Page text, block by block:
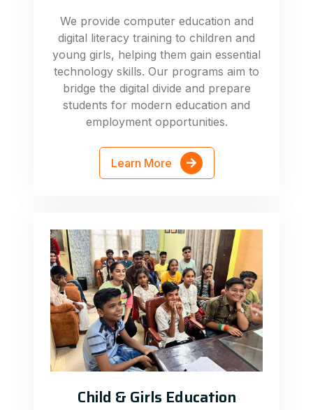
We provide computer education and
digital literacy training to children and
young girls, helping them gain essential
technology skills. Our programs aim to
bridge the digital divide and prepare
students for modern education and
employment opportunities.
Learn More
Child & Girls Education